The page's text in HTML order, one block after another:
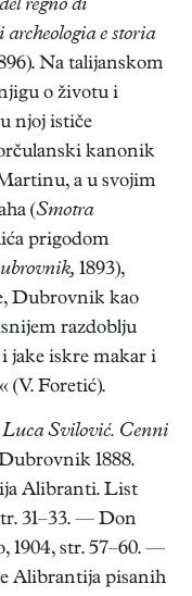
regno di
e storia
Na talijanskom
o životu i
njoj ističe
kanonik
a u svojim
(Smotra
prigodom
1893),
Dubrovnik kao
razdoblju
jake iskre makar i
(V. Foretić).
Svilović. Cenni
1888.
Alibranti. List
31–33. — Don
1904, str. 57–60. —
Alibrantija pisanih